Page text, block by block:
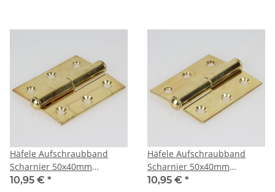
Häfele Aufschraubband
Scharnier 50x40mm
vermessingt Anschlag links
10,95 € *
Häfele Aufschraubband
Scharnier 50x40mm
vermessingt Anschlag
10,95 € *